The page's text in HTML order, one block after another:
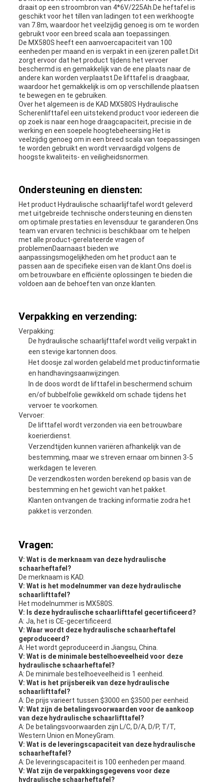
draait op een stroombron van 4*6V/225Ah.De heftafel is
geschikt voor het tillen van ladingen tot een werkhoogte
van 7.8m, waardoor het veelzijdig genoeg is om te worden
gebruikt voor een breed scala aan toepassingen.
De MX580S heeft een aanvoercapaciteit van 100
eenheden per maand en is verpakt in een ijzeren pallet.Dit
zorgt ervoor dat het product tijdens het vervoer
beschermd is en gemakkelijk van de ene plaats naar de
andere kan worden verplaatst.De lifttafel is draagbaar,
waardoor het gemakkelijk is om op verschillende plaatsen
te bewegen en te gebruiken.
Over het algemeen is de KAD MX580S Hydraulische
Scherenlifttafel een uitstekend product voor iedereen die
op zoek is naar een hoge draagcapaciteit, precisie in de
werking en een soepele hoogtebeheersing.Het is
veelzijdig genoeg om in een breed scala van toepassingen
te worden gebruikt en wordt vervaardigd volgens de
hoogste kwaliteits- en veiligheidsnormen.
Ondersteuning en diensten:
Het product Hydraulische schaarlijftafel wordt geleverd
met uitgebreide technische ondersteuning en diensten
om optimale prestaties en levensduur te garanderen.Ons
team van ervaren technici is beschikbaar om te helpen
met alle product-gerelateerde vragen of
problemenDaarnaast bieden we
aanpassingsmogelijkheden om het product aan te
passen aan de specifieke eisen van de klant.Ons doel is
om betrouwbare en efficiënte oplossingen te bieden die
voldoen aan de behoeften van onze klanten.
Verpakking en verzending:
Verpakking:
De hydraulische schaarlijfttafel wordt veilig verpakt in
een stevige kartonnen doos.
Het doosje zal worden gelabeld met productinformatie
en handhavingsaanwijzingen.
In de doos wordt de lifttafel in beschermend schuim
en/of bubbelfolie gewikkeld om schade tijdens het
vervoer te voorkomen.
Vervoer:
De lifttafel wordt verzonden via een betrouwbare
koerierdienst.
Verzendtijden kunnen variëren afhankelijk van de
bestemming, maar we streven ernaar om binnen 3-5
werkdagen te leveren.
De verzendkosten worden berekend op basis van de
bestemming en het gewicht van het pakket.
Klanten ontvangen de tracking informatie zodra het
pakket is verzonden.
Vragen:
V: Wat is de merknaam van deze hydraulische
schaarheftafel?
De merknaam is KAD.
V: Wat is het modelnummer van deze hydraulische
schaarlifttafel?
Het modelnummer is MX580S.
V: Is deze hydraulische schaarlifttafel gecertificeerd?
A: Ja, het is CE-gecertificeerd.
V: Waar wordt deze hydraulische schaarheftafel
geproduceerd?
A: Het wordt geproduceerd in Jiangsu, China.
V: Wat is de minimale bestelhoeveelheid voor deze
hydraulische schaarheftafel?
A: De minimale bestelhoeveelheid is 1 eenheid.
V: Wat is het prijsbereik van deze hydraulische
schaarlifttafel?
A: De prijs varieert tussen $3000 en $3500 per eenheid.
V: Wat zijn de betalingsvoorwaarden voor de aankoop
van deze hydraulische schaarlifttafel?
A: De betalingsvoorwaarden zijn L/C, D/A, D/P, T/T,
Western Union en MoneyGram.
V: Wat is de leveringscapaciteit van deze hydraulische
schaarheftafel?
A: De leveringscapaciteit is 100 eenheden per maand.
V: Wat zijn de verpakkingsgegevens voor deze
hydraulische schaarheftafel?